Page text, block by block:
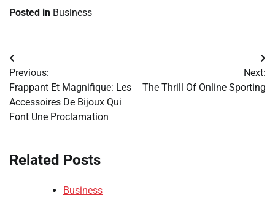
Posted in Business
Post
navigation
Previous:
Frappant Et Magnifique: Les
Accessoires De Bijoux Qui
Font Une Proclamation
Next:
The Thrill Of Online Sporting
Related Posts
Business